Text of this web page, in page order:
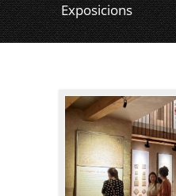
Exposicions